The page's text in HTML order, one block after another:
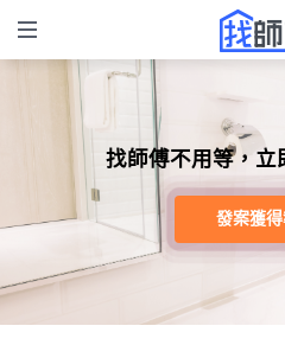
找師傅不用等，立
發案獲